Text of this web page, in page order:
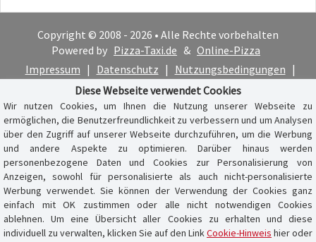
Copyright © 2008 - 2026 • Alle Rechte vorbehalten
Powered by Pizza-Taxi.de & Online-Pizza
Impressum | Datenschutz | Nutzungsbedingungen |
Cookie-Hinweis
Diese Webseite verwendet Cookies
Wir nutzen Cookies, um Ihnen die Nutzung unserer Webseite zu
ermöglichen, die Benutzerfreundlichkeit zu verbessern und um Analysen
über den Zugriff auf unserer Webseite durchzuführen, um die Werbung
und andere Aspekte zu optimieren. Darüber hinaus werden
personenbezogene Daten und Cookies zur Personalisierung von
Anzeigen, sowohl für personalisierte als auch nicht-personalisierte
Werbung verwendet. Sie können der Verwendung der Cookies ganz
einfach mit OK zustimmen oder alle nicht notwendigen Cookies
ablehnen. Um eine Übersicht aller Cookies zu erhalten und diese
individuell zu verwalten, klicken Sie auf den LinkCookie-Hinweis hier oder